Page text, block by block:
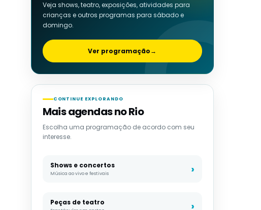
Veja shows, teatro, exposições, atividades para
crianças e outros programas para sábado e
domingo.
Ver programação→
CONTINUE EXPLORANDO
Mais agendas no Rio
Escolha uma programação de acordo com seu
interesse.
Shows e concertos
Música ao vivo e festivais
Peças de teatro